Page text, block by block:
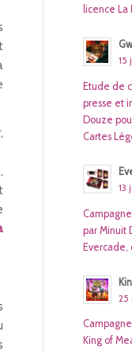
licence La
15
Etude de
presse et
Douze
Cartes
13
par Minuit
25
King of